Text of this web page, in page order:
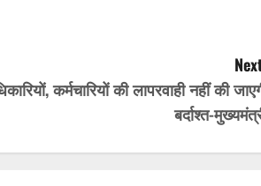
कर्मचारियों की लापरवाही नहीं की
बर्दाश्त-